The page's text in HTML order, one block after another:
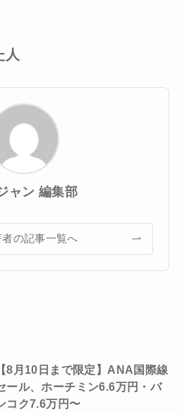
人
ャン 編集部
者の記事一覧へ
【8月10日まで限定】ANA国際線
ール、ホーチミン6.6万円・バ
コク7.6万円〜